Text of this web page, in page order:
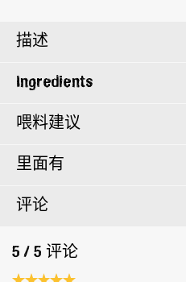
描述
Ingredients
喂料建议
里面有
评论
5 / 5 评论